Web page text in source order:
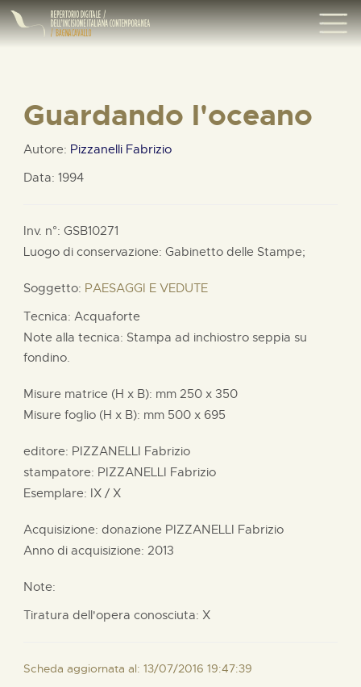
Guardando l'oceano
Autore: Pizzanelli Fabrizio
Data: 1994
Inv. n°: GSB10271
Luogo di conservazione: Gabinetto delle Stampe;
Soggetto: PAESAGGI E VEDUTE
Tecnica: Acquaforte
Note alla tecnica: Stampa ad inchiostro seppia su
fondino.
Misure matrice (H x B): mm 250 x 350
Misure foglio (H x B): mm 500 x 695
editore: PIZZANELLI Fabrizio
stampatore: PIZZANELLI Fabrizio
Esemplare: IX / X
Acquisizione: donazione PIZZANELLI Fabrizio
Anno di acquisizione: 2013
Note:
Tiratura dell'opera conosciuta: X
Scheda aggiornata al: 13/07/2016 19:47:39